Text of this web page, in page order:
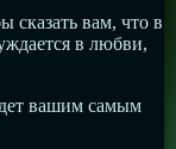
сказать вам, что в
в любви,
вашим самым